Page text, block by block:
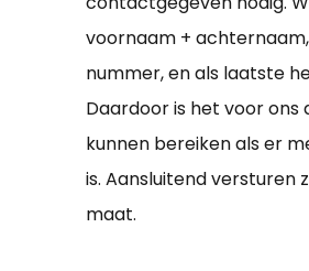
voornaam +
nummer, en als laatste
Daardoor is het voor ons
kunnen bereiken als er
is. Aansluitend versturen
maat.